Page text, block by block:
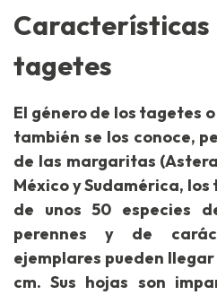
tagetes
El género de los tagetes
también se los conoce,
de las margaritas
México y Sudamérica,
de unos 50 especies
perennes y de
ejemplares pueden
cm. Sus hojas son